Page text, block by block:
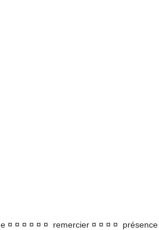
¤ ¤ ¤ ¤ ¤ ¤ remercier ¤ ¤ ¤ ¤